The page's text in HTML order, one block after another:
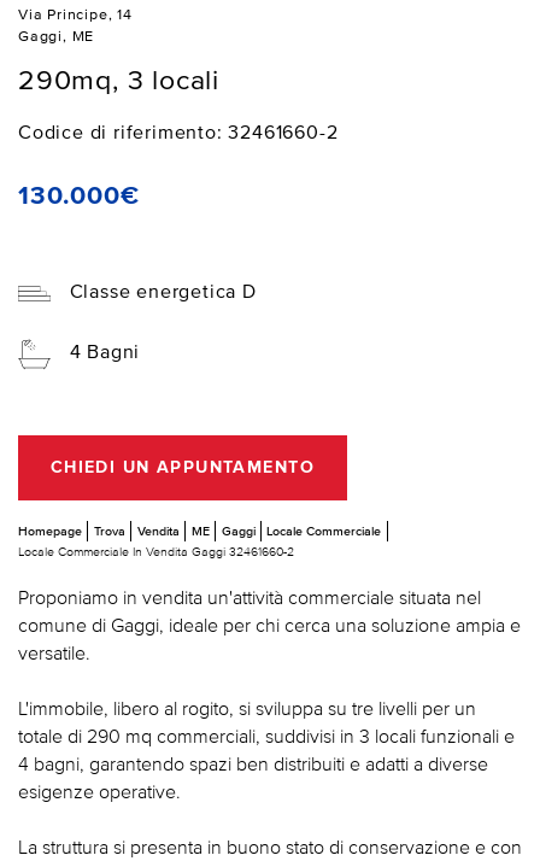
Via Principe, 14
Gaggi, ME
290mq, 3 locali
Codice di riferimento: 32461660-2
130.000€
Classe energetica D
4 Bagni
CHIEDI UN APPUNTAMENTO
Homepage Trova Vendita ME Gaggi
Locale Commerciale
Locale Commerciale In Vendita Gaggi 32461660-2
Proponiamo in vendita un'attività commerciale situata nel
comune di Gaggi, ideale per chi cerca una soluzione ampia e
versatile.
L'immobile, libero al rogito, si sviluppa su tre livelli per un
totale di 290 mq commerciali, suddivisi in 3 locali funzionali e
4 bagni, garantendo spazi ben distribuiti e adatti a diverse
esigenze operative.
La struttura si presenta in buono stato di conservazione e con